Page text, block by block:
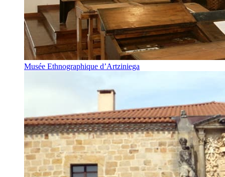
Musée Ethnographique d’Artziniega